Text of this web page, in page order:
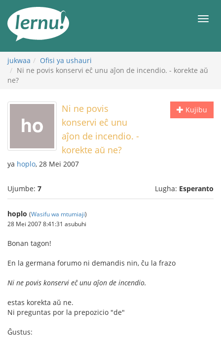
maudhui
jukwaa
Ofisi ya ushauri
Ni ne povis konservi eĉ unu aĵon de incendio. - korekte aŭ
ne?
Kujibu
Ni ne povis
konservi eĉ unu
aĵon de incendio. -
korekte aŭ ne?
ya hoplo, 28 Mei 2007
Ujumbe: 7 Lugha: Esperanto
hoplo (Wasifu wa mtumiaji)
28 Mei 2007 8:41:31 asubuhi
Bonan tagon!
En la germana forumo ni demandis nin, ĉu la frazo
Ni ne povis konservi eĉ unu aĵon de incendio.
estas korekta aŭ ne.
Ni preguntas por la prepozicio "de"
Ĝustus: